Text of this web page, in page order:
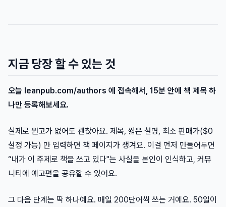
지금 당장 할 수 있는 것
오늘 leanpub.com/authors 에 접속해서, 15분 안에 책 제목 하
나만 등록해보세요.
실제로 원고가 없어도 괜찮아요. 제목, 짧은 설명, 최소 판매가($0
설정 가능) 만 입력하면 책 페이지가 생겨요. 이걸 먼저 만들어두면
“내가 이 주제로 책을 쓰고 있다"는 사실을 본인이 인식하고, 커뮤
니티에 예고편을 공유할 수 있어요.
그 다음 단계는 딱 하나예요. 매일 200단어씩 쓰는 거예요. 50일이